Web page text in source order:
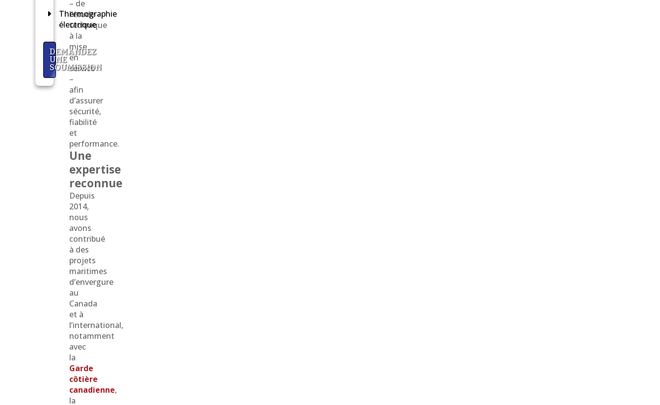
Thermographie
électrique
DEMANDEZ
UNE
SOUMISSION
– de
l’étude
technique
à la
mise
en
service
–
afin
d’assurer
sécurité,
fiabilité
et
performance.
Une
expertise
reconnue
Depuis
2014,
nous
avons
contribué
à des
projets
maritimes
d’envergure
au
Canada
et à
l’international,
notamment
avec
la
Garde
côtière
canadienne,
la